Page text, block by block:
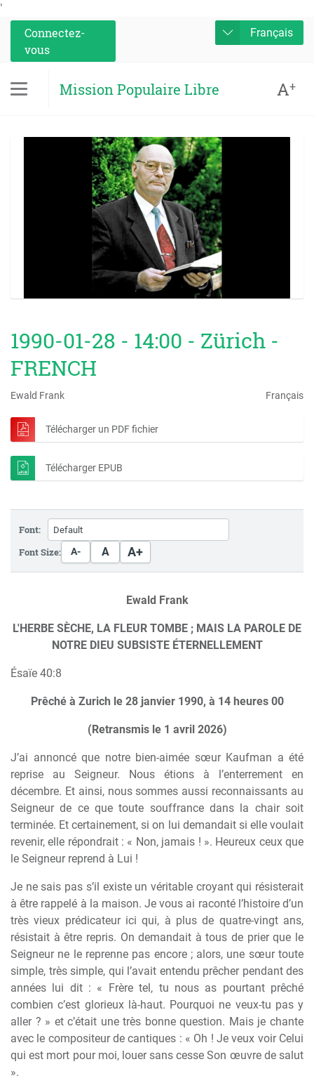
'
Connectez-
vous
Français
Mission Populaire Libre A+
1990-01-28 - 14:00 - Zürich -
FRENCH
Ewald Frank Français
Télécharger un PDF fichier
Télécharger EPUB
Font:
Font Size:
A- A A+
Ewald Frank
L'HERBE SÈCHE, LA FLEUR TOMBE ; MAIS LA PAROLE DE
NOTRE DIEU SUBSISTE ÉTERNELLEMENT
Ésaïe 40:8
Prêché à Zurich le 28 janvier 1990, à 14 heures 00
(Retransmis le 1 avril 2026)
J’ai annoncé que notre bien-aimée sœur Kaufman a été
reprise au Seigneur. Nous étions à l’enterrement en
décembre. Et ainsi, nous sommes aussi reconnaissants au
Seigneur de ce que toute souffrance dans la chair soit
terminée. Et certainement, si on lui demandait si elle voulait
revenir, elle répondrait : « Non, jamais ! ». Heureux ceux que
le Seigneur reprend à Lui !
Je ne sais pas s’il existe un véritable croyant qui résisterait
à être rappelé à la maison. Je vous ai raconté l’histoire d’un
très vieux prédicateur ici qui, à plus de quatre-vingt ans,
résistait à être repris. On demandait à tous de prier que le
Seigneur ne le reprenne pas encore ; alors, une sœur toute
simple, très simple, qui l’avait entendu prêcher pendant des
années lui dit : « Frère tel, tu nous as pourtant prêché
combien c’est glorieux là-haut. Pourquoi ne veux-tu pas y
aller ? » et c’était une très bonne question. Mais je chante
avec le compositeur de cantiques : « Oh ! Je veux voir Celui
qui est mort pour moi, louer sans cesse Son œuvre de salut
».